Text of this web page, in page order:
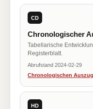
CD
Chronologischer
Tabellarische
Registerblatt.
Abrufstand 2024-02-29
Chronologischen
HD